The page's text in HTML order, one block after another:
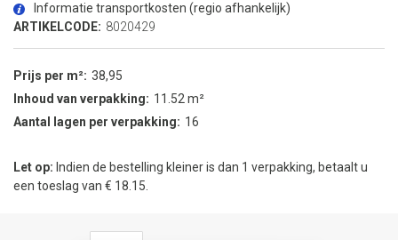
de
afbeeldingen-
Informatie transportkosten (regio afhankelijk)
ARTIKELCODE: 8020429
Prijs per m² 38,95
Inhoud van verpakking
11.52 m²
Aantal lagen per verpakking
16
Let op: Indien de bestelling kleiner is dan 1 verpakking, betaalt u
een toeslag van € 18.15.